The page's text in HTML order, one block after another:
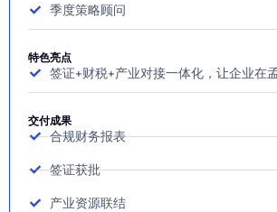
季度策略顾问
特色亮点
签证+财税+产业对接一体化，让企业在
交付成果
合规财务报表
签证获批
产业资源联结